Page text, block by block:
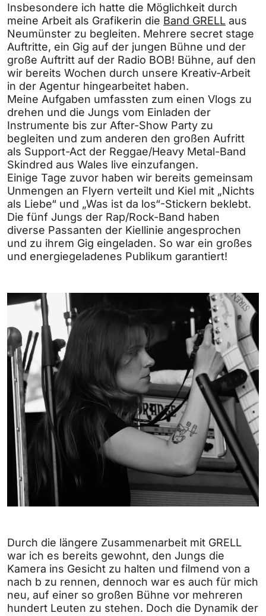
Insbesondere ich hatte die Möglichkeit durch
meine Arbeit als Grafikerin die Band GRELL aus
Neumünster zu begleiten. Mehrere secret stage
Auftritte, ein Gig auf der jungen Bühne und der
große Auftritt auf der Radio BOB! Bühne, auf den
wir bereits Wochen durch unsere Kreativ-Arbeit
in der Agentur hingearbeitet haben.
Meine Aufgaben umfassten zum einen Vlogs zu
drehen und die Jungs vom Einladen der
Instrumente bis zur After-Show Party zu
begleiten und zum anderen den großen Aufritt
als Support-Act der Reggae/Heavy Metal-Band
Skindred aus Wales live einzufangen.
Einige Tage zuvor haben wir bereits gemeinsam
Unmengen an Flyern verteilt und Kiel mit „Nichts
als Liebe“ und „Was ist da los“-Stickern beklebt.
Die fünf Jungs der Rap/Rock-Band haben
diverse Passanten der Kiellinie angesprochen
und zu ihrem Gig eingeladen. So war ein großes
und energiegeladenes Publikum garantiert!
Durch die längere Zusammenarbeit mit GRELL
war ich es bereits gewohnt, den Jungs die
Kamera ins Gesicht zu halten und filmend von a
nach b zu rennen, dennoch war es auch für mich
neu, auf einer so großen Bühne vor mehreren
hundert Leuten zu stehen. Doch die Dynamik der